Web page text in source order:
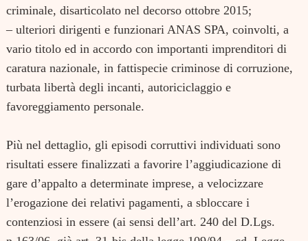
criminale, disarticolato nel decorso ottobre 2015;
– ulteriori dirigenti e funzionari ANAS SPA, coinvolti, a
vario titolo ed in accordo con importanti imprenditori di
caratura nazionale, in fattispecie criminose di corruzione,
turbata libertà degli incanti, autoriciclaggio e
favoreggiamento personale.
Più nel dettaglio, gli episodi corruttivi individuati sono
risultati essere finalizzati a favorire l’aggiudicazione di
gare d’appalto a determinate imprese, a velocizzare
l’erogazione dei relativi pagamenti, a sbloccare i
contenziosi in essere (ai sensi dell’art. 240 del D.Lgs.